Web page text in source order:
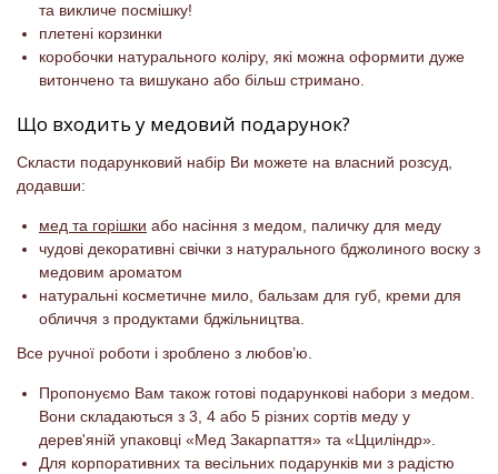
та викличе посмішку!
плетені корзинки
коробочки натурального коліру, які можна оформити дуже
витончено та вишукано або більш стримано.
Що входить у медовий подарунок?
Скласти подарунковий набір Ви можете на власний розсуд,
додавши:
мед та горішки або насіння з медом, паличку для меду
чудові декоративні свічки з натурального бджолиного воску з
медовим ароматом
натуральні косметичне мило, бальзам для губ, креми для
обличчя з продуктами бджільництва.
Все ручної роботи і зроблено з любов’ю.
Пропонуємо Вам також готові подарункові набори з медом.
Вони складаються з 3, 4 або 5 різних сортів меду у
дерев'яній упаковці «Мед Закарпаття» та «Цциліндр».
Для корпоративних та весільних подарунків ми з радістю